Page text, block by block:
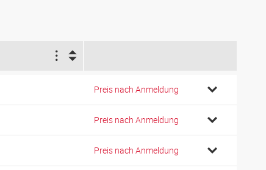
Preis nach Anmeldung
Preis nach Anmeldung
Preis nach Anmeldung